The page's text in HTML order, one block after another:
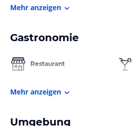
Mehr anzeigen
Gastronomie
Restaurant
Mehr anzeigen
Umgebung